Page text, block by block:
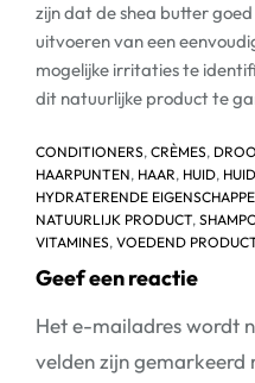
zijn dat de shea butter
uitvoeren van een
mogelijke irritaties te
dit natuurlijke product te
CONDITIONERS, CRÈMES,
HAARPUNTEN, HAAR, HUID,
HYDRATERENDE
NATUURLIJK PRODUCT,
VITAMINES, VOEDEND
Geef een reactie
Het e-mailadres wordt
velden zijn gemarkeerd